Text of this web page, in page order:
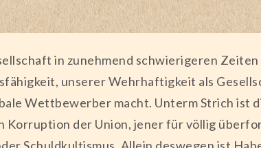
in zunehmend schwierigeren
unserer Wehrhaftigkeit als
Wettbewerber macht. Unterm Strich ist
Korruption der Union, jener für völlig